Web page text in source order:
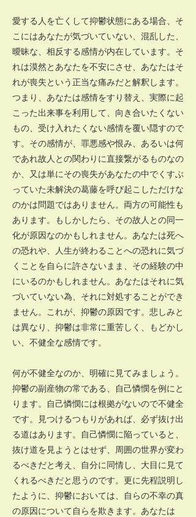
愛する人を亡くして抑鬱状態にある場合、そ
こにはあなたが気づいていない、混乱した、
曖昧な、相反する感情が内在しています。そ
れは漠然とあなたを不安にさせ、あなたはそ
れが喪失という正当な痛みだと解釈します。
つまり、あなたは感情をすり替え、実際に起
こった出来事を利用して、向き合いたくない
もの、受け入れたくない感情を覆い隠すので
す。その感情が、罪悪感や恨み、あるいは何
であれ故人との関わりに直接繋がるものなの
か、又は単にその喪失があなたの中でくすぶ
っていた未解決の葛藤を呼び起こしただけな
のかは問題ではありません。両方の可能性も
あります。もしかしたら、その故人との同一
化が原因なのかもしれません。あなたは死へ
の恐れや、人生が終わることへの恐れに気づ
くことを自らに許さないまま、その経験の中
にいるのかもしれません。あなたはそれに気
づいていない為、それに対処することができ
ません。これが、抑鬱の原因です。悲しみと
は異なり、抑鬱は非常に重苦しく、もどかし
い、不健全な感情です。
何が不健全なのか、明確に見てみましょう。
抑鬱の副産物の常である、自己憐憫を例にと
ります。自己憐憫には根拠がないので不健全
です。見つけるつもりがあれば、必ず抜け出
る道はあります。自己憐憫に陥っていると、
抜け道を見ようとはせず、周囲の世界が変わ
るべきだと考え、自分に同情し、大目に見て
くれるべきだと思うのです。更に先程説明し
たように、抑鬱においては、自らの不幸の真
の原因について自らを欺きます。あなたは